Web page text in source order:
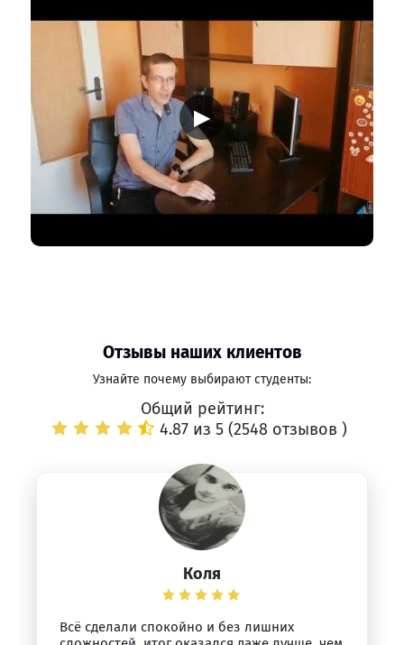
▶
Отзывы наших клиентов
Узнайте почему выбирают студенты:
Общий рейтинг:
4.87 из 5 (2548 отзывов )
Коля
Всё сделали спокойно и без лишних